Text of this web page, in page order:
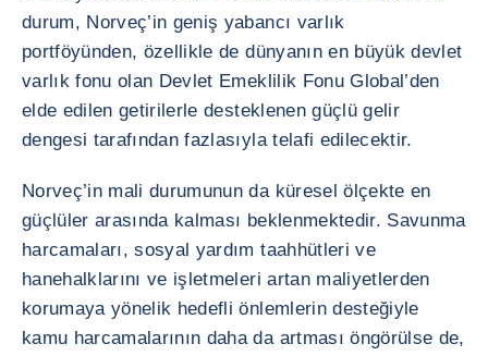
durum, Norveç’in geniş yabancı varlık
portföyünden, özellikle de dünyanın en büyük devlet
varlık fonu olan Devlet Emeklilik Fonu Global’den
elde edilen getirilerle desteklenen güçlü gelir
dengesi tarafından fazlasıyla telafi edilecektir.
Norveç’in mali durumunun da küresel ölçekte en
güçlüler arasında kalması beklenmektedir. Savunma
harcamaları, sosyal yardım taahhütleri ve
hanehalklarını ve işletmeleri artan maliyetlerden
korumaya yönelik hedefli önlemlerin desteğiyle
kamu harcamalarının daha da artması öngörülse de,